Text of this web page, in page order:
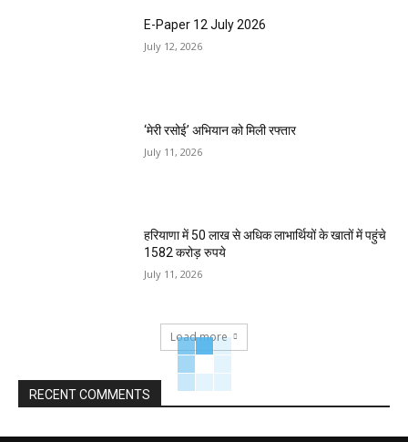
E-Paper 12 July 2026
July 12, 2026
‘मेरी रसोई’ अभियान को मिली रफ्तार
July 11, 2026
हरियाणा में 50 लाख से अधिक लाभार्थियों के खातों में पहुंचे
1582 करोड़ रुपये
July 11, 2026
Load more
RECENT COMMENTS